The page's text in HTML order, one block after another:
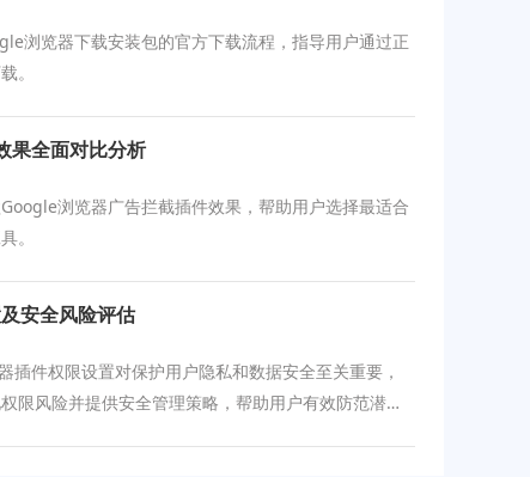
浏览器下载安装包的官方下载流程，指导用户通过正
。
果全面对比分析
浏览器广告拦截插件效果，帮助用户选择最适合
。
安全风险评估
插件权限设置对保护用户隐私和数据安全至关重要，
限风险并提供安全管理策略，帮助用户有效防范潜在